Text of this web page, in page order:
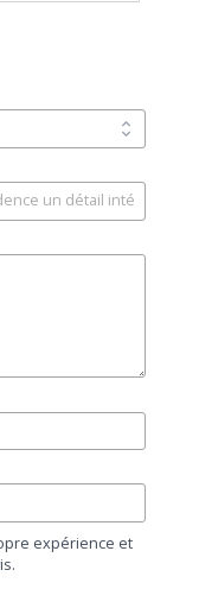
expérience et